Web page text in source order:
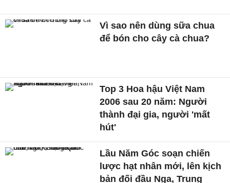
Vì sao nên dùng sữa chua
để bón cho cây cà chua?
Top 3 Hoa hậu Việt Nam
2006 sau 20 năm: Người
thành đại gia, người 'mất
hút'
Lầu Năm Góc soạn chiến
lược hạt nhân mới, lên kịch
bản đối đầu Nga, Trung